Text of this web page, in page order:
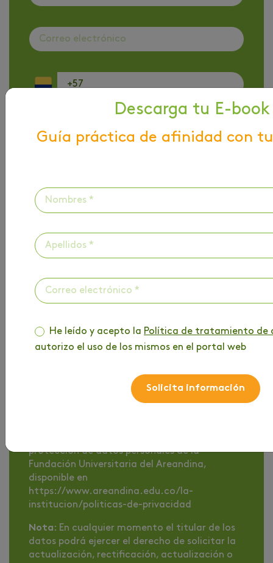
Escoge como quieres ser contactado
tratamiento de datos personalesy autorizo el
uso de los mismos en el portal web
De conformidad con lo dispuesto en la Ley
2300 de 2023, autorizo de manera expresa y
Área Andina, institución de educación superior
identificada con Nit. 860517302-1, para
enviarme comunicaciones y/o contactarme
mensajería por aplicaciones web, correo
electrónico y llamadas telefónicas, en
lunes a viernes entre 7:00 am a 7:00 pm, y
sábados entre 8:00 am a 3:00 pm, con fines
protección de datos personales de la
Fundación Universitaria del Areandina,
disponible en
https://www.areandina.edu.co/la-
institucion/politicas-de-privacidad
Nota: En cualquier momento el titular de los
datos podrá ejercer el derecho de solicitar la
actualización, rectificación, actualización o
Descarga tu E-book
Guía práctica de afinidad con
He leído y acepto la Política de tratamiento de
autorizo el uso de los mismos en el portal web
Solicita información